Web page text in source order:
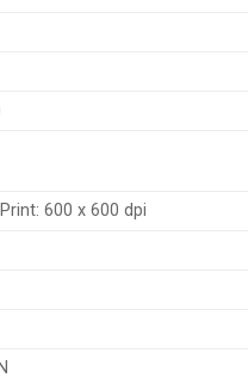
600 x 600 dpi